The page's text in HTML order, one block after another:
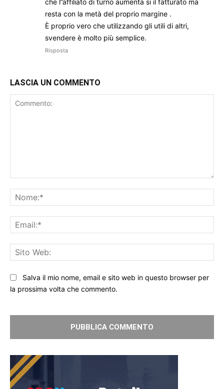
che l”affiliato di turno aumenta si il fatturato ma
resta con la metà del proprio margine .
È proprio vero che utilizzando gli utili di altri,
svendere è molto più semplice.
Risposta
LASCIA UN COMMENTO
Salva il mio nome, email e sito web in questo browser per
la prossima volta che commento.